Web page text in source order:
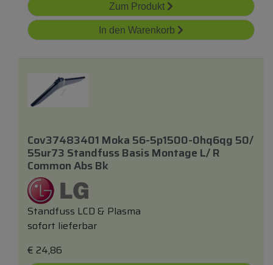
Zum Produkt
In den Warenkorb
Cov37483401 Moka 56-5p1500-0hq6qg 50/
55ur73 Standfuss Basis Montage L/ R
Common Abs Bk
Standfuss LCD & Plasma
sofort lieferbar
€ 24,86